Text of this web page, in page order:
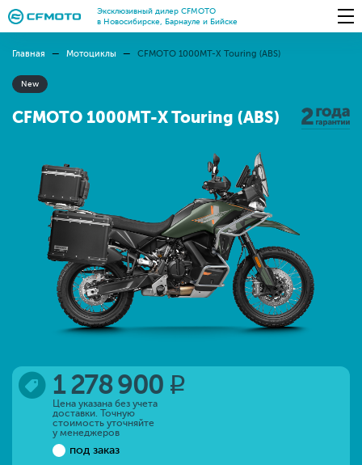
Эксклюзивный дилер CFMOTO
в Новосибирске, Барнауле и Бийске
Главная Мотоциклы CFMOTO 1000MT-X Touring (ABS)
New
CFMOTO 1000MT-X Touring (ABS)
1 278 900 q
Цена указана без учета
доставки. Точную
стоимость уточняйте
у менеджеров
под заказ